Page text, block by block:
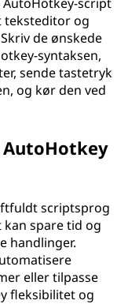
teksteditor og
de ønskede
syntaksen,
sende tastetryk
og kør den ved
scriptsprog
spare tid og
handlinger.
eller tilpasse
fleksibilitet og